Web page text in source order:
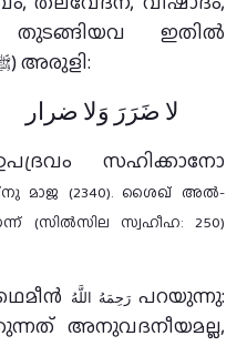
തുടങ്ങിയവ ഇതിൽ
ചിലതാണ്. പ്രവാചകൻ (ﷺ) അരുളി:
لا ضَرَرَ وَلا ضرار
സഹിക്കാനോ
മാജ (2340). ശൈഖ് അൽ-
(സിൽസില സ്വഹീഹ: 250)
رَحِمَهُ اللَّهُപറയുന്നു:
അനുവദനീയമല്ല,